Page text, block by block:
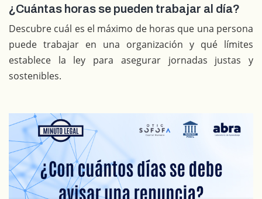
¿Cuántas horas se pueden trabajar al día?
Descubre cuál es el máximo de horas que una persona
puede trabajar en una organización y qué límites
establece la ley para asegurar jornadas justas y
sostenibles.